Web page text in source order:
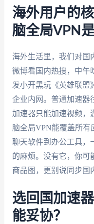
海外用户的
脑全局VPN是
海外生活里，我们对国
微博看国内热搜，中午
发小开黑玩《英雄联盟
企业内网。普通加速器
加速器只能加速视频，
脑全局VPN能覆盖所
聊天软件到办公工具，
的麻烦。没有它，你可
商品图，更别说同步国
选回国加速
能妥协？